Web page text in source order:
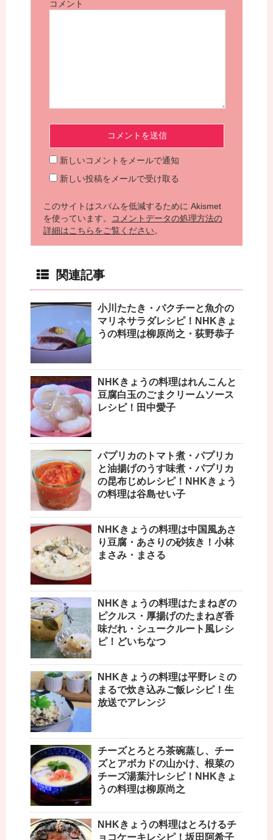
コメント
新しいコメントをメールで通知
新しい投稿をメールで受け取る
このサイトはスパムを低減するために Akismet
を使っています。
コメントデータの処理方法の
詳細はこちらをご覧ください。
関連記事
小川たたき・パクチーと魚介の
マリネサラダレシピ！NHKきょ
うの料理は柳原尚之・荻野恭子
NHKきょうの料理はれんこんと
豆腐白玉のごまクリームソース
レシピ！田中愛子
パプリカのトマト煮・パプリカ
と油揚げのうす味煮・パプリカ
の昆布じめレシピ！NHKきょう
の料理は谷島せい子
NHKきょうの料理は中国風あさ
り豆腐・あさりの砂抜き！小林
まさみ・まさる
NHKきょうの料理はたまねぎの
ピクルス・厚揚げのたまねぎ香
味だれ・シュークルート風レシ
ピ！どいちなつ
NHKきょうの料理は平野レミの
まるで炊き込みご飯レシピ！生
放送でアレンジ
チーズとろとろ茶碗蒸し、チー
ズとアボカドの山かけ、根菜の
チーズ湯葉汁レシピ！NHKきょ
うの料理は柳原尚之
NHKきょうの料理はとろけるチ
ョコケーキレシピ！坂田阿希子